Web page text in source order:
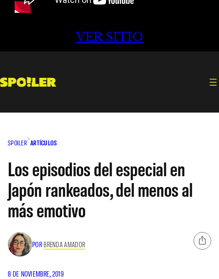
VER SITIO
SPOILER ARTÍCULOS
Los episodios del especial en
Japón rankeados, del menos al
más emotivo
POR BRENDA AMADOR
8 DE NOVIEMBRE, 2019